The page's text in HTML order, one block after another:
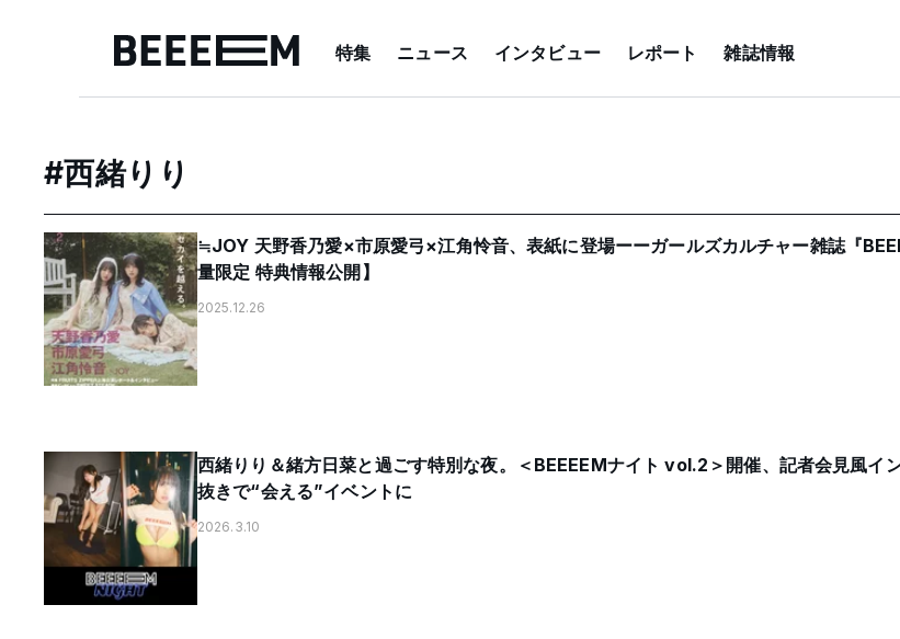
特集 ニュース インタビュー レポート 雑誌情報
#西緒りり
≒JOY 天野香乃愛×市原愛弓×江角怜音、表紙に登場ーーガールズカルチャー雑誌『
量限定 特典情報公開】
2025.12.26
西緒りり＆緒方日菜と過ごす特別な夜。＜BEEEEMナイト vol.2＞開催、記者会見風イ
抜きで“会える”イベントに
2026.3.10